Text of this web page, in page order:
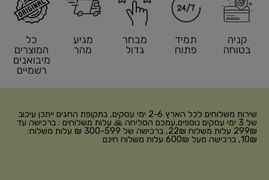
קניה
בטוחה
תמיד
פתוח
מבחר
גדול
מגיע
מהר
כל
המוצרים
מיבואנים
רשמיים
שירות משלוחים לכל הארץ 2-6 ימי עסקים, בתקופת החגים ייתכן עיכוב
של 3 ימי עסקים נוספים,עמכם הסליחה 🙏 עלות משלוחים : ברכישה עד
299₪ עלות משלוח 22₪, ברכישה של 300-599 ₪ עלות משלוח:
10₪, ברכישה מעל 600₪ עלות משלוח חינם